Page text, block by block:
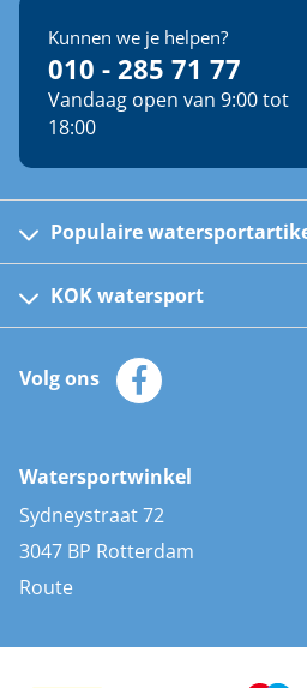
Kunnen we je helpen?
010 - 285 71 77
Vandaag open van 9:00 tot
18:00
Populaire
Kinder reddingsvesten
Automatische
Zeilkleding
Zonnepanelen
AIS transponders
Stootwillen en fenders
Bootkussens
Zwemtrappen
KOK watersport
Klantenservice
Merken
Volg ons
Watersportwinkel
Sydneystraat 72
3047 BP Rotterdam
Route